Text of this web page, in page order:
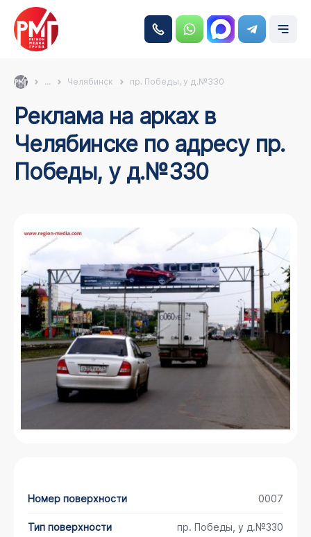
... Челябинск пр. Победы, у д.№330
Реклама на арках в
Челябинске по адресу пр.
Победы, у д.№330
Номер поверхности 0007
Тип поверхности пр. Победы, у д.№330